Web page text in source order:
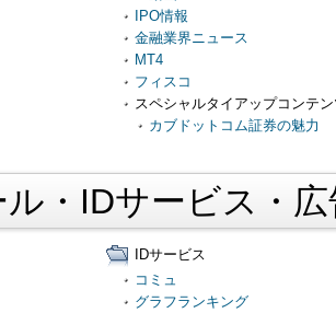
IPO情報
金融業界ニュース
MT4
フィスコ
スペシャルタイアップコンテ
カブドットコム証券の魅力
・IDサービス・
IDサービス
コミュ
グラフランキング